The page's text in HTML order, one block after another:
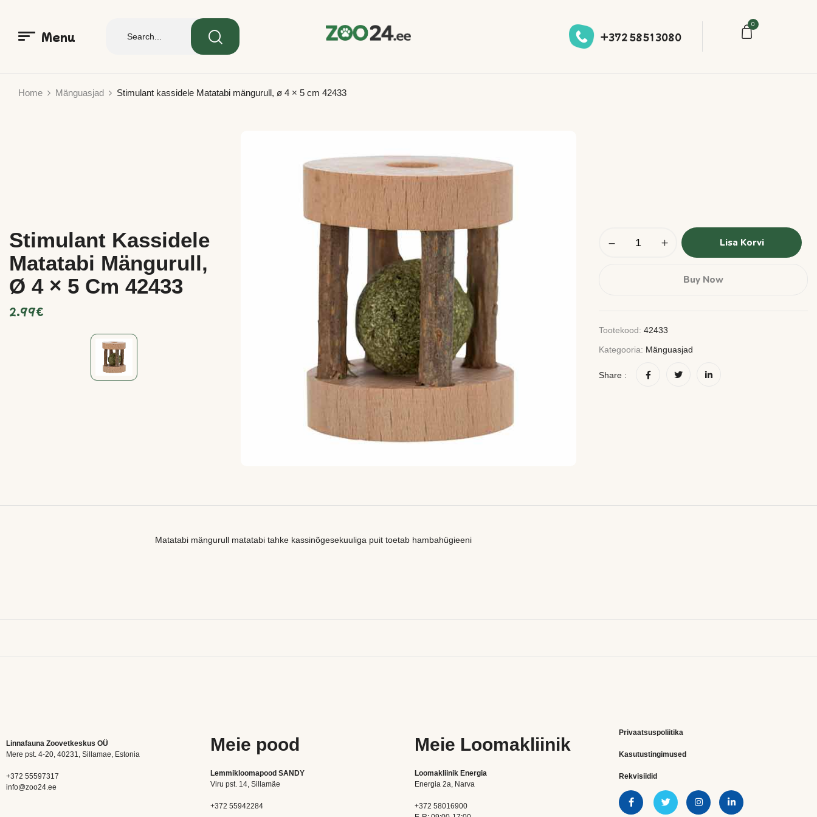
Menu +372 58513080
0
Home Mänguasjad Stimulant kassidele Matatabi mängurull, ø 4 × 5 cm 42433
Stimulant Kassidele
Matatabi Mängurull,
Ø 4 × 5 Cm 42433
2.99€
Lisa Korvi
Buy Now
Tootekood:42433
Kategooria: Mänguasjad
Share :
Matatabi mängurull matatabi tahke kassinõgesekuuliga puit toetab hambahügieeni
Linnafauna Zoovetkeskus OÜ
Mere pst. 4-20, 40231, Sillamae, Estonia
+372 55597317
info@zoo24.ee
Meie pood
Lemmikloomapood SANDY
Viru pst. 14, Sillamäe
+372 55942284
Meie Loomakliinik
Loomakliinik Energia
Energia 2a, Narva
+372 58016900
Privaatsuspoliitika
Kasutustingimused
Rekvisiidid